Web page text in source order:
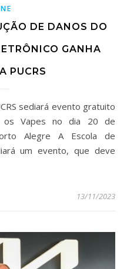
DE DANOS DO
GANHA
PUCRS
Vapes no dia 20 de
Alegre A Escola de
um evento, que deve
13/11/2023